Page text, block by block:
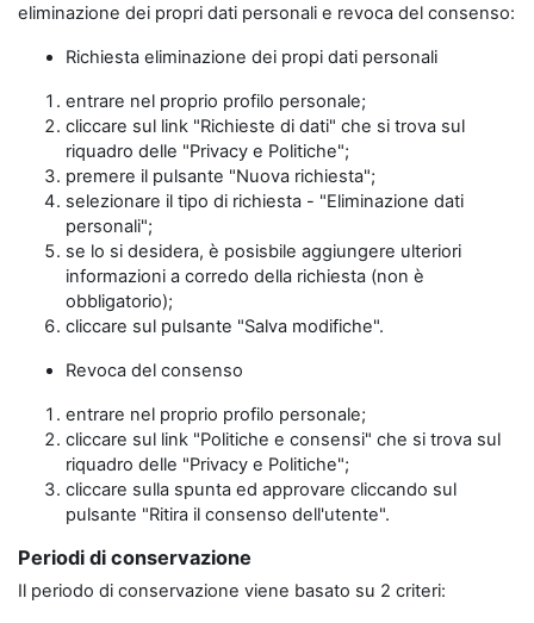
eliminazione dei propri dati personali e revoca del consenso:
Richiesta eliminazione dei propi dati personali
entrare nel proprio profilo personale;
cliccare sul link "Richieste di dati" che si trova sul
riquadro delle "Privacy e Politiche";
premere il pulsante "Nuova richiesta";
selezionare il tipo di richiesta - "Eliminazione dati
personali";
se lo si desidera, è posisbile aggiungere ulteriori
informazioni a corredo della richiesta (non è
obbligatorio);
cliccare sul pulsante "Salva modifiche".
Revoca del consenso
entrare nel proprio profilo personale;
cliccare sul link "Politiche e consensi" che si trova sul
riquadro delle "Privacy e Politiche";
cliccare sulla spunta ed approvare cliccando sul
pulsante "Ritira il consenso dell'utente".
Periodi di conservazione
Il periodo di conservazione viene basato su 2 criteri: